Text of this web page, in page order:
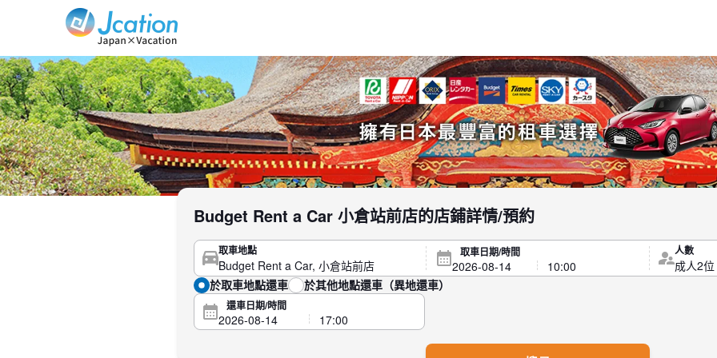
Jcation 以您想要的方式旅行。
Budget Rent a Car 小倉站前店的店鋪詳情/預約
取車地點 取車日期/時間 人數
於取車地點還車 於其他地點還車（異地還車）
還車日期/時間